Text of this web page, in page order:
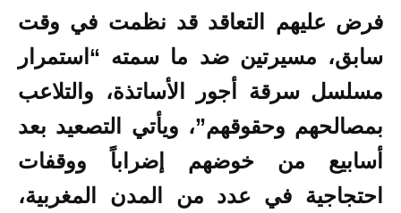
فرض عليهم التعاقد قد نظمت في وقت
سابق، مسيرتين ضد ما سمته “استمرار
مسلسل سرقة أجور الأساتذة، والتلاعب
بمصالحهم وحقوقهم”، ويأتي التصعيد بعد
أسابيع من خوضهم إضراباً ووقفات
احتجاجية في عدد من المدن المغربية،